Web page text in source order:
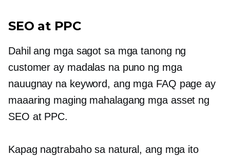
SEO at PPC
Dahil ang mga sagot sa mga tanong ng
customer ay madalas na puno ng mga
nauugnay na keyword, ang mga FAQ page ay
maaaring maging mahalagang mga asset ng
SEO at PPC.
Kapag nagtrabaho sa natural, ang mga ito